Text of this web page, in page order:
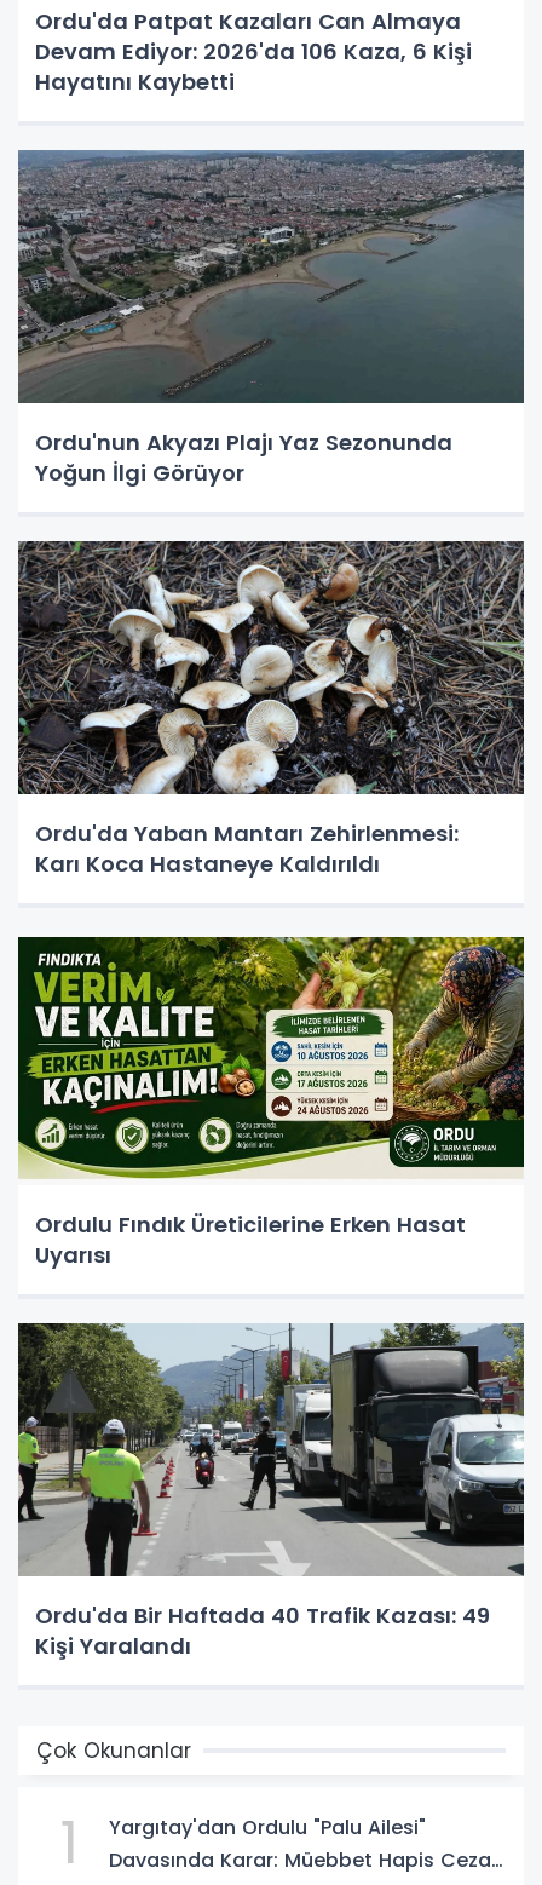
Ordu'da Patpat Kazaları Can Almaya
Devam Ediyor: 2026'da 106 Kaza, 6 Kişi
Hayatını Kaybetti
Ordu'nun Akyazı Plajı Yaz Sezonunda
Yoğun İlgi Görüyor
Ordu'da Yaban Mantarı Zehirlenmesi:
Karı Koca Hastaneye Kaldırıldı
Ordulu Fındık Üreticilerine Erken Hasat
Uyarısı
Ordu'da Bir Haftada 40 Trafik Kazası: 49
Kişi Yaralandı
Çok Okunanlar
1
Yargıtay'dan Ordulu "Palu Ailesi"
Davasında Karar: Müebbet Hapis Cezası